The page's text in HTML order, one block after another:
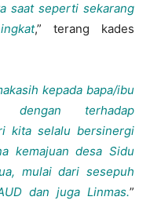
saat seperti sekarang
,” terang kades
kepada bapa/ibu
dengan terhadap
kita selalu bersinergi
kemajuan desa Sidu
mulai dari sesepuh
dan juga Linmas.”